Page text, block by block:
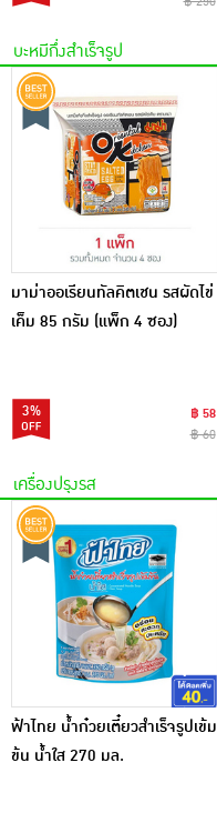
บะหมีกึ่งสำเร็จรูป
มาม่าออเรียนทัลคิตเชน รสผัดไข่
เค็ม 85 กรัม (แพ็ก 4 ซอง)
3%
฿ 58
฿ 60
เครื่องปรุงรส
ฟ้าไทย น้ำก๋วยเตี๋ยวสำเร็จรูปเข้ม
ข้น น้ำใส 270 มล.